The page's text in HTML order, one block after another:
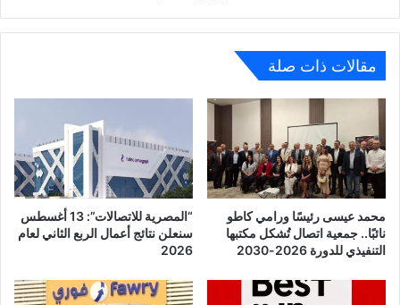
مقالات ذات صلة
محمد عيسى رئيسًا ورامي كاطو
نائبًا.. جمعية اتصال تُشكل مكتبها
التنفيذي للدورة 2026-2030
“المصرية للاتصالات”: 13 أغسطس
سنعلن نتائج أعمال الربع الثاني لعام
2026